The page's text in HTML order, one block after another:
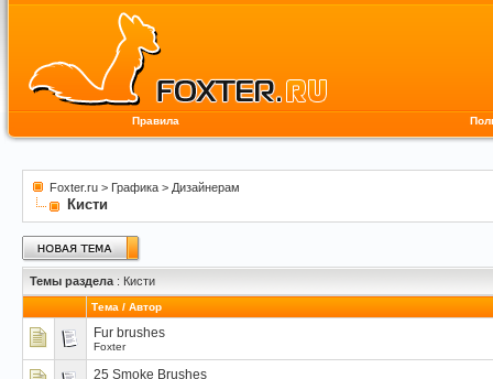
Правила
Foxter.ru > Графика > Дизайнерам
Кисти
Темы раздела : Кисти
Тема / Автор
Fur brushes
Foxter
25 Smoke Brushes